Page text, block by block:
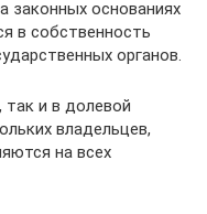
законных основаниях
в собственность
органов.
и в долевой
владельцев,
на всех